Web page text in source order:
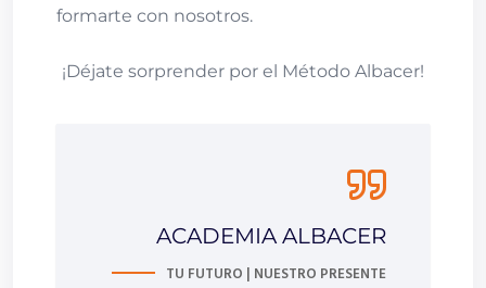
formarte con nosotros.
¡Déjate sorprender por el Método Albacer!
ACADEMIA ALBACER
TU FUTURO | NUESTRO PRESENTE